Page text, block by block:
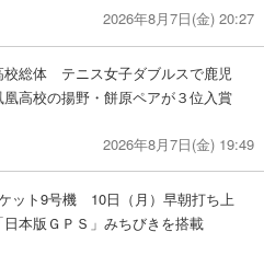
2026年8月7日(金) 20:27
校総体 テニス女子ダブルスで鹿児
凰高校の揚野・餅原ペアが３位入賞
2026年8月7日(金) 19:49
ット9号機 10日（月）早朝打ち上
本版ＧＰＳ」みちびきを搭載